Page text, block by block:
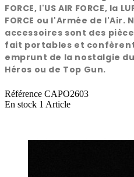
FORCE, l'US AIR FORCE, la
FORCE ou l'Armée de l'Air.
accessoires sont des
fait portables et
emprunt de la nostalgie
Héros ou de Top Gun.
Référence CAPO2603
En stock 1 Article